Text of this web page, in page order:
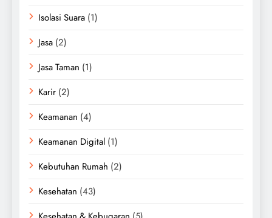
Isolasi Suara (1)
Jasa (2)
Jasa Taman (1)
Karir (2)
Keamanan (4)
Keamanan Digital (1)
Kebutuhan Rumah (2)
Kesehatan (43)